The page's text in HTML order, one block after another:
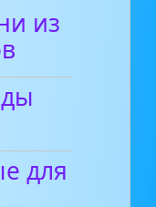
из
для